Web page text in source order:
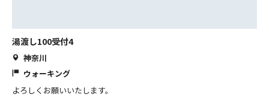
湯渡し100受付4
神奈川
ウォーキング
よろしくお願いいたします。